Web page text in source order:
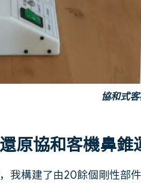
協和式
原協和客機鼻錐
我構建了由20餘個剛性部